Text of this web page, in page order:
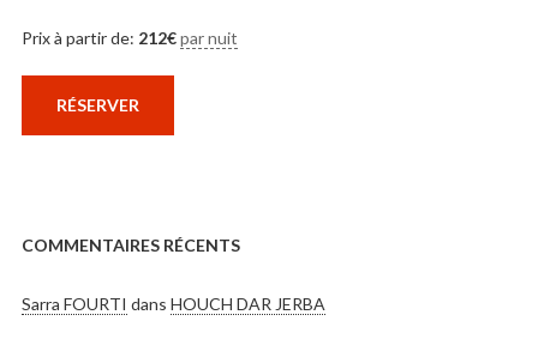
Prix à partir de: 212€ par nuit
RÉSERVER
COMMENTAIRES RÉCENTS
Sarra FOURTI dans HOUCH DAR JERBA